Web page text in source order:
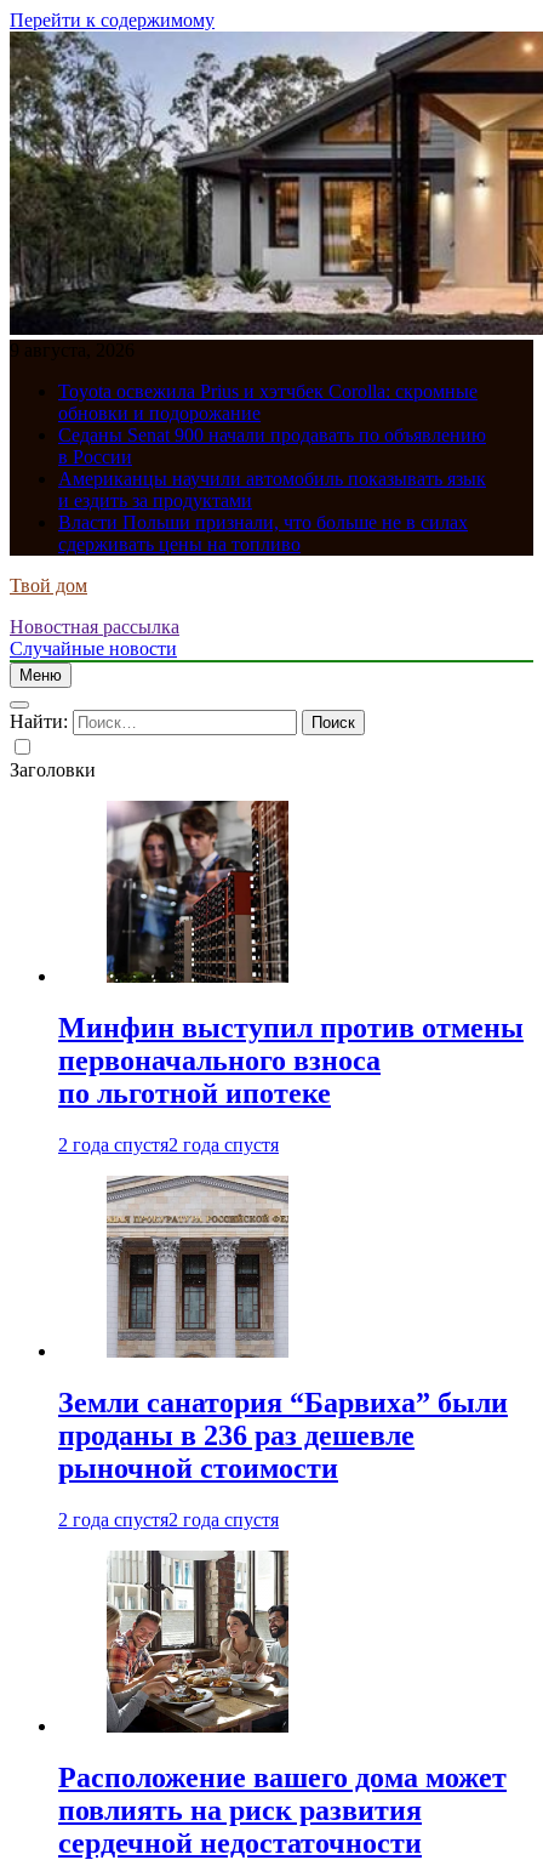
Перейти к содержимому
9 августа, 2026
Toyota освежила Prius и хэтчбек Corolla: скромные
обновки и подорожание
Седаны Senat 900 начали продавать по объявлению
в России
Американцы научили автомобиль показывать язык
и ездить за продуктами
Власти Польши признали, что больше не в силах
сдерживать цены на топливо
Твой дом
Новостная рассылка
Случайные новости
Меню
Найти:
Заголовки
Минфин выступил против отмены
первоначального взноса
по льготной ипотеке
2 года спустя2 года спустя
Земли санатория “Барвиха” были
проданы в 236 раз дешевле
рыночной стоимости
2 года спустя2 года спустя
Расположение вашего дома может
повлиять на риск развития
сердечной недостаточности